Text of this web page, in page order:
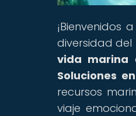
¡Bienvenidos a
diversidad del
vida marina
Soluciones
recursos
viaje